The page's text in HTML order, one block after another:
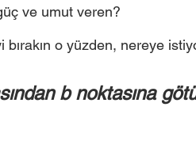
ve umut veren?
o yüzden, nereye
b noktasına